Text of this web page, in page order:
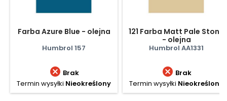
Farba Azure Blue - olejna
Humbrol 157
 Brak
Termin wysyłki Nieokreślony
121 Farba Matt Pale Stone
- olejna
Humbrol AA1331
 Brak
Termin wysyłki Nieokreślony